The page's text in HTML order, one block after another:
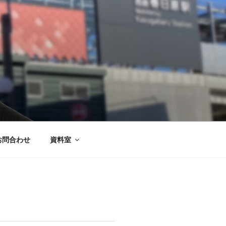
問合わせ 資料室